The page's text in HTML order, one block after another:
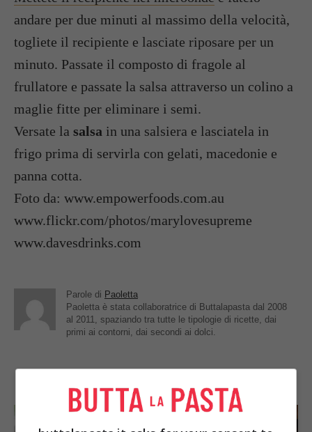
andare per due minuti al massimo della velocità,
togliete il recipiente e lasciate riposare per un
minuto. Passate il composto di fragole al
frullatore e passate la salsa attraverso un colino a
maglie fitte per eliminare i semi.
Versate la salsa in una salsiera e lasciatela in
frigo prima di servirla con gelati, macedonie e
panna cotta.
Foto da: www.empowerfoods.com.au
www.flickr.com/photos/marylovesupreme
www.davesdrinks.com
Parole di Paoletta
Paoletta è stata collaboratrice di Buttalapasta dal 2008
al 2011, spaziando tra tutte le tipologie di ricette, dai
primi ai contorni, dai secondi ai dolci.
IN PRIMO PIANO